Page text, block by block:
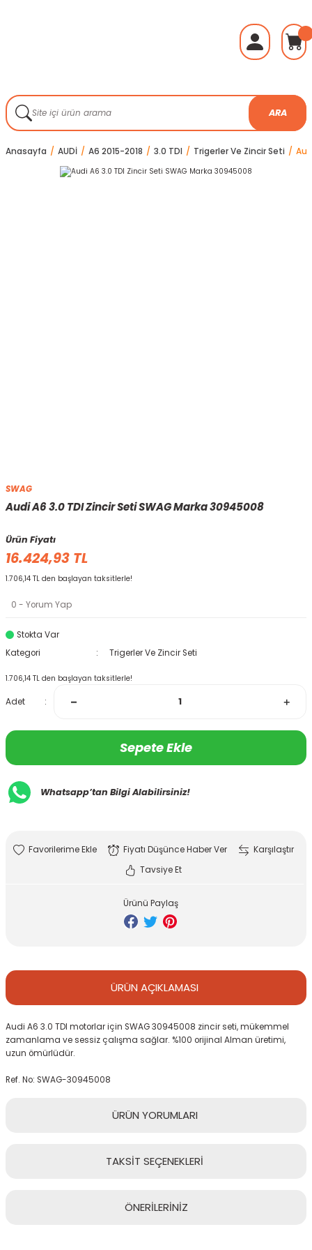
ARA
Anasayfa AUDİ A6 2015-2018 3.0 TDI Trigerler Ve Zincir Seti
SWAG
Audi A6 3.0 TDI Zincir Seti SWAG Marka 30945008
Ürün Fiyatı
16.424,93 TL
1.706,14 TL den başlayan taksitlerle!
0 - Yorum Yap
Stokta Var
Kategori
Trigerler Ve Zincir Seti
1.706,14 TL den başlayan taksitlerle!
Adet
Sepete Ekle
Whatsapp’tan Bilgi Alabilirsiniz!
Fiyatı Düşünce Haber Ver
Karşılaştır
Tavsiye Et
Ürünü Paylaş
ÜRÜN AÇIKLAMASI
Audi A6 3.0 TDI motorlar için SWAG 30945008 zincir seti, mükemmel
zamanlama ve sessiz çalışma sağlar. %100 orijinal Alman üretimi,
uzun ömürlüdür.
Ref. No: SWAG-30945008
ÜRÜN YORUMLARI
TAKSİT SEÇENEKLERİ
ÖNERİLERİNİZ